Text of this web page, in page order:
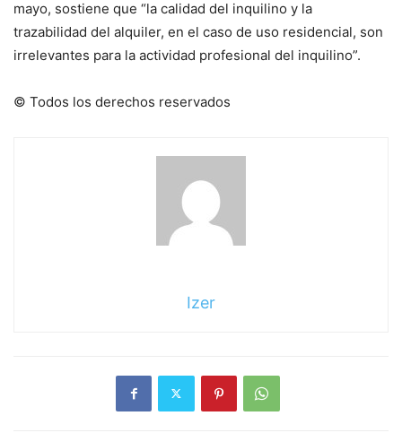
mayo, sostiene que “la calidad del inquilino y la
trazabilidad del alquiler, en el caso de uso residencial, son
irrelevantes para la actividad profesional del inquilino”.
© Todos los derechos reservados
Izer